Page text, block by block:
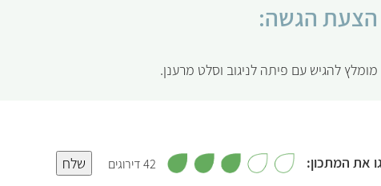
הצעת הגשה:
מומלץ להגיש עם פיתה לניגוב וסלט מרענן.
את המתכון:
42 דירוגים שלח